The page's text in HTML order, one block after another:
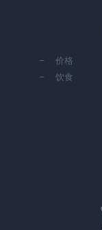
价格
饮食